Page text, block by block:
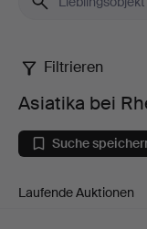
Asiatika
bei
Rheinveld
Auktionen
Filtrieren
Asiatika bei
Suche
Laufende Auktionen